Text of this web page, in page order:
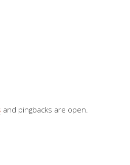
and pingbacks are open.